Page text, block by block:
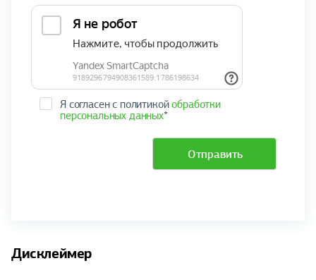
Я согласен с политикойобработки
персональных данных*
Отправить
Дисклеймер